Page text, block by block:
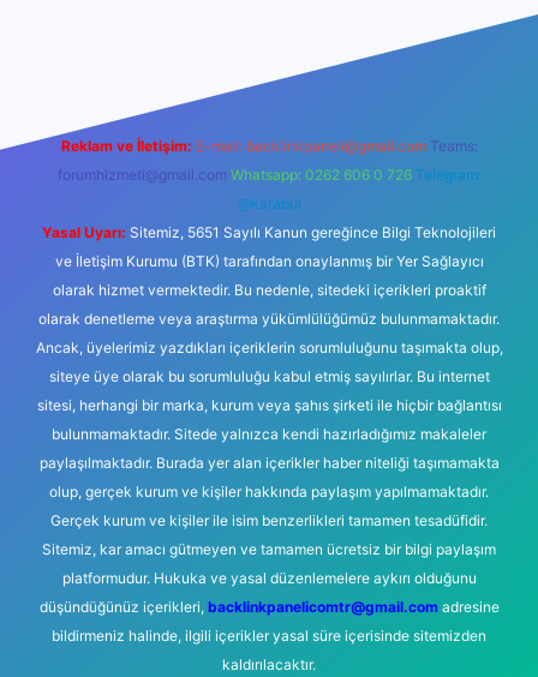
Reklam ve İletişim: E-mail: backlinkpaneli@gmail.com Teams:
forumhizmeti@gmail.com Whatsapp: 0262 606 0 726 Telegram:
@karabul
Yasal Uyarı: Sitemiz, 5651 Sayılı Kanun gereğince Bilgi Teknolojileri
ve İletişim Kurumu (BTK) tarafından onaylanmış bir Yer Sağlayıcı
olarak hizmet vermektedir. Bu nedenle, sitedeki içerikleri proaktif
olarak denetleme veya araştırma yükümlülüğümüz bulunmamaktadır.
Ancak, üyelerimiz yazdıkları içeriklerin sorumluluğunu taşımakta olup,
siteye üye olarak bu sorumluluğu kabul etmiş sayılırlar. Bu internet
sitesi, herhangi bir marka, kurum veya şahıs şirketi ile hiçbir bağlantısı
bulunmamaktadır. Sitede yalnızca kendi hazırladığımız makaleler
paylaşılmaktadır. Burada yer alan içerikler haber niteliği taşımamakta
olup, gerçek kurum ve kişiler hakkında paylaşım yapılmamaktadır.
Gerçek kurum ve kişiler ile isim benzerlikleri tamamen tesadüfidir.
Sitemiz, kar amacı gütmeyen ve tamamen ücretsiz bir bilgi paylaşım
platformudur. Hukuka ve yasal düzenlemelere aykırı olduğunu
düşündüğünüz içerikleri, backlinkpanelicomtr@gmail.comadresine
bildirmeniz halinde, ilgili içerikler yasal süre içerisinde sitemizden
kaldırılacaktır.